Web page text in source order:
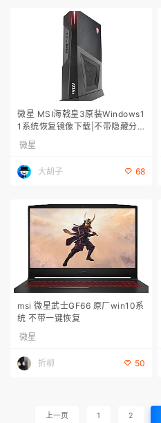
微星 MSI海戟皇3原装Windows1
1系统恢复镜像下载|不带隐藏分
区恢复
微星
大胡子 68
msi 微星武士GF66 原厂win10系
统 不带一键恢复
微星
折柳 50
上一页 1 2